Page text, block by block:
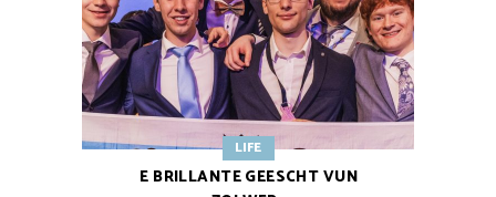
LIFE
E BRILLANTE GEESCHT VUN